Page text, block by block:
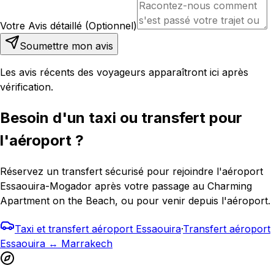
Votre Avis détaillé (Optionnel)
Soumettre mon avis
Les avis récents des voyageurs apparaîtront ici après
vérification.
Besoin d'un taxi ou transfert pour
l'aéroport ?
Réservez un transfert sécurisé pour rejoindre l'aéroport
Essaouira-Mogador après votre passage au Charming
Apartment on the Beach, ou pour venir depuis l'aéroport.
Taxi et transfert aéroport Essaouira·Transfert aéroport
Essaouira ↔ Marrakech